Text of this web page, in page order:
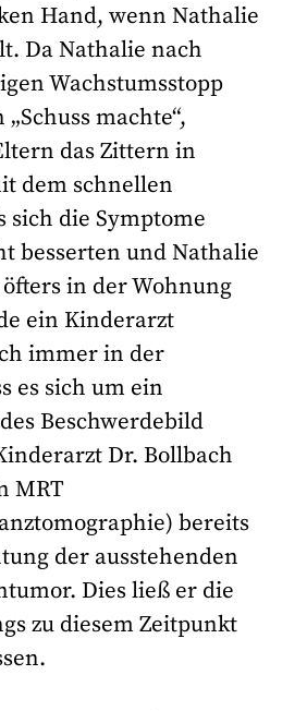
Hand, wenn Nathalie
Da Nathalie nach
Wachstumsstopp
machte“,
das Zittern in
dem schnellen
sich die Symptome
besserten und Nathalie
in der Wohnung
ein Kinderarzt
immer in der
es sich um ein
Beschwerdebild
Dr. Bollbach
MRT
bereits
der ausstehenden
Dies ließ er die
zu diesem Zeitpunkt